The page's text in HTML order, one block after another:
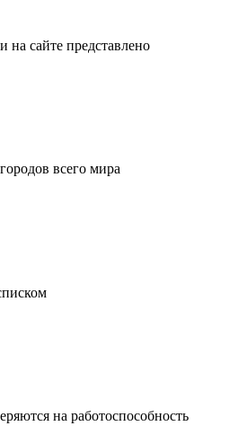
на сайте представлено
всего мира
на работоспособность